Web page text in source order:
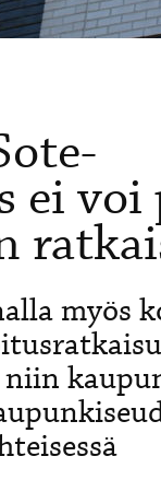
ei voi
myös
niin